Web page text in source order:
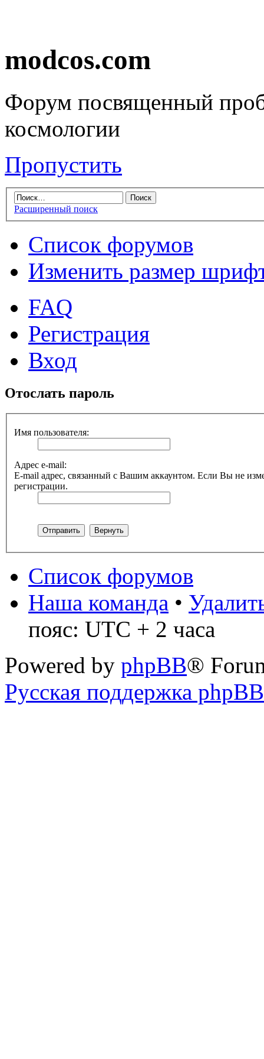
modcos.com
Форум посвященный
космологии
Пропустить
Расширенный поиск
Список форумов
Изменить размер
FAQ
Регистрация
Вход
Отослать пароль
Имя пользователя:
Адрес e-mail:
E-mail адрес, связанный с Вашим аккаунтом. Если Вы не
регистрации.
Список форумов
Наша команда •
пояс: UTC + 2 часа
Powered by phpBB®
Русская поддержка phpBB